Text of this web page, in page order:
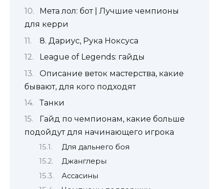
Мета лол: бот | Лучшие чемпионы
для керри
8. Дариус, Рука Ноксуса
League of Legends: гайды
Описание веток мастерства, какие
бывают, для кого подходят
Танки
Гайд по чемпионам, какие больше
подойдут для начинающего игрока
Для дальнего боя
Джанглеры
Ассасины